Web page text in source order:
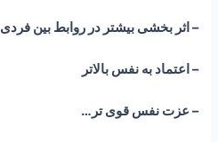
– اثر بخشی بیشتر در روابط بین فردی
– اعتماد به نفس بالاتر
– عزت نفس قوی تر…